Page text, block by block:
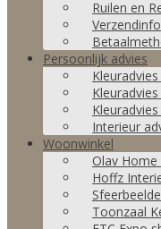
Ruilen en
Persoonlijk advies
Interieur
Woonwinkel
Olav
Hoffz
Toonzaal